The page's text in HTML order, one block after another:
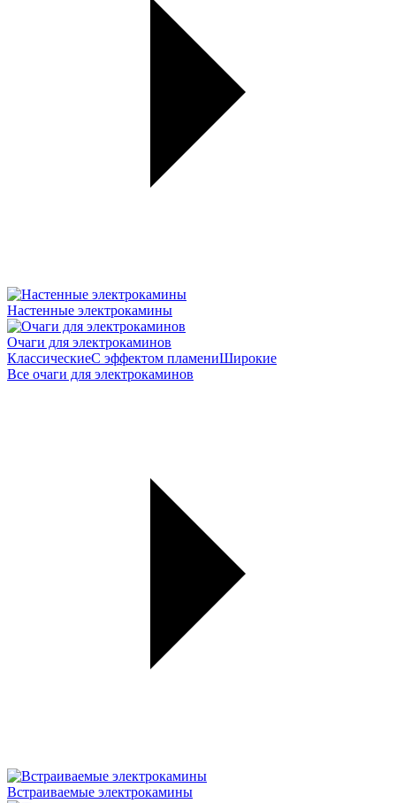
Настенные электрокамины
Очаги для электрокаминов
КлассическиеС эффектом пламениШирокие
Все очаги для электрокаминов
Встраиваемые электрокамины